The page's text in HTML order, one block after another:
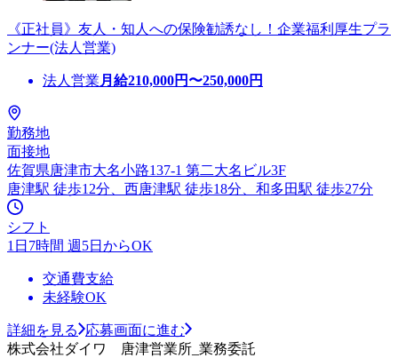
《正社員》友人・知人への保険勧誘なし！企業福利厚生プラ
ンナー(法人営業)
法人営業 月給210,000円〜250,000円
勤務地
面接地
佐賀県唐津市大名小路137-1 第二大名ビル3F
唐津駅 徒歩12分、西唐津駅 徒歩18分、和多田駅 徒歩27分
シフト
1日7時間 週5日からOK
交通費支給
未経験OK
詳細を見る
応募画面に進む
株式会社ダイワ 唐津営業所_業務委託